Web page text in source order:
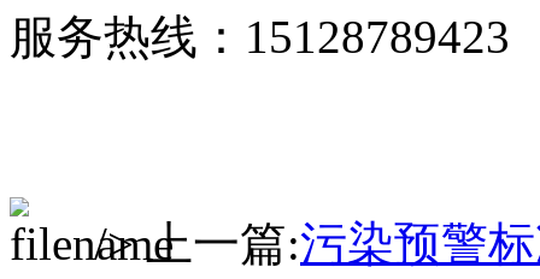
服务热线：15128789423
/> 上一篇:污染预警